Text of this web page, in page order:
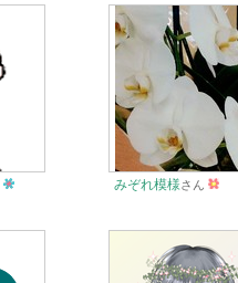
みぞれ模様さん